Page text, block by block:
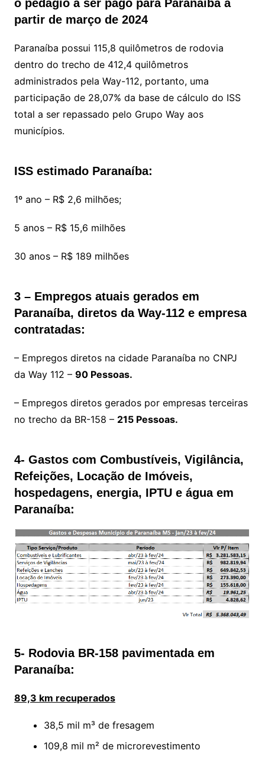
o pedágio a ser pago para Paranaíba a
partir de março de 2024
Paranaíba possui 115,8 quilômetros de rodovia
dentro do trecho de 412,4 quilômetros
administrados pela Way-112, portanto, uma
participação de 28,07% da base de cálculo do ISS
total a ser repassado pelo Grupo Way aos
municípios.
ISS estimado Paranaíba:
1º ano – R$ 2,6 milhões;
5 anos – R$ 15,6 milhões
30 anos – R$ 189 milhões
3 – Empregos atuais gerados em
Paranaíba, diretos da Way-112 e empresa
contratadas:
– Empregos diretos na cidade Paranaíba no CNPJ
da Way 112 – 90 Pessoas.
– Empregos diretos gerados por empresas terceiras
no trecho da BR-158 – 215 Pessoas.
4- Gastos com Combustíveis, Vigilância,
Refeições, Locação de Imóveis,
hospedagens, energia, IPTU e água em
Paranaíba:
5- Rodovia BR-158 pavimentada em
Paranaíba:
89,3 km recuperados
38,5 mil m³ de fresagem
109,8 mil m² de microrevestimento